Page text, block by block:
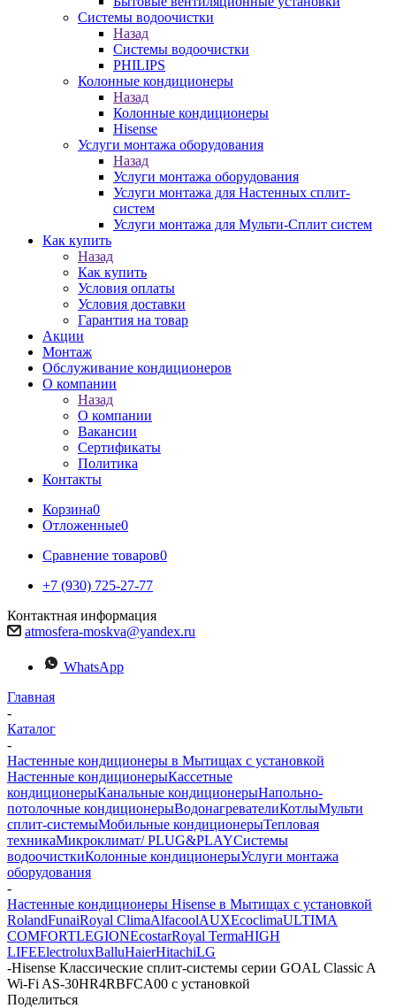
Системы водоочистки
Назад
Системы водоочистки
PHILIPS
Колонные кондиционеры
Назад
Колонные кондиционеры
Hisense
Услуги монтажа оборудования
Назад
Услуги монтажа оборудования
Услуги монтажа для Настенных сплит-
систем
Услуги монтажа для Мульти-Сплит систем
Как купить
Назад
Как купить
Условия оплаты
Условия доставки
Гарантия на товар
Акции
Монтаж
Обслуживание кондиционеров
О компании
Назад
О компании
Вакансии
Сертификаты
Политика
Контакты
Корзина0
Отложенные0
Сравнение товаров0
+7 (930) 725-27-77
Контактная информация
atmosfera-moskva@yandex.ru
WhatsApp
Главная
-
Каталог
-
Настенные кондиционеры в Мытищах с установкой
Настенные кондиционерыКассетные
кондиционерыКанальные кондиционерыНапольно-
потолочные кондиционерыВодонагревателиКотлыМульти
сплит-системыМобильные кондиционерыТепловая
техникаМикроклимат/ PLUG&PLAYСистемы
водоочисткиКолонные кондиционерыУслуги монтажа
оборудования
-
Настенные кондиционеры Hisense в Мытищах с установкой
RolandFunaiRoyal ClimaAlfacoolAUXEcoclimaULTIMA
COMFORTLEGIONEcostarRoyal TermaHIGH
LIFEElectroluxBalluHaierHitachiLG
-Hisense Классические сплит-системы серии GOAL Classic A
Wi-Fi AS-30HR4RBFCA00 с установкой
Поделиться